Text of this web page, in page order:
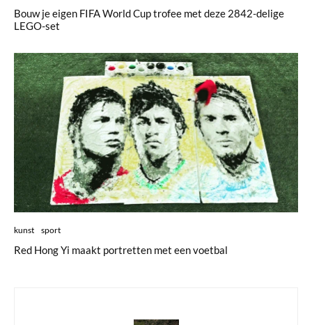
Bouw je eigen FIFA World Cup trofee met deze 2842-delige
LEGO-set
kunst sport
Red Hong Yi maakt portretten met een voetbal